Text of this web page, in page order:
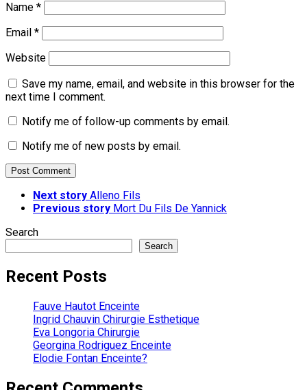
Name *
Email *
Website
Save my name, email, and website in this browser for the
next time I comment.
Notify me of follow-up comments by email.
Notify me of new posts by email.
Next story Alleno Fils
Previous story Mort Du Fils De Yannick
Search
Search
Recent Posts
Fauve Hautot Enceinte
Ingrid Chauvin Chirurgie Esthetique
Eva Longoria Chirurgie
Georgina Rodriguez Enceinte
Elodie Fontan Enceinte?